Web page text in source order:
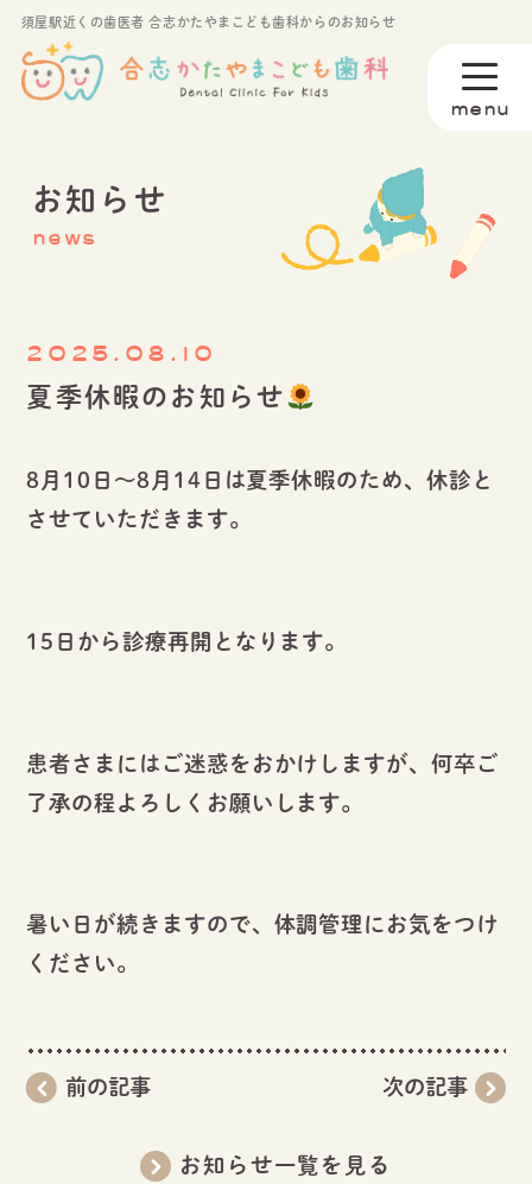
須屋駅近くの歯医者 合志かたやまこども歯科からのお知らせ
お知らせ
news
2025.08.10
夏季休暇のお知らせ
8月10日〜8月14日は夏季休暇のため、休診と
させていただきます。
15日から診療再開となります。
患者さまにはご迷惑をおかけしますが、何卒ご
了承の程よろしくお願いします。
暑い日が続きますので、体調管理にお気をつけ
ください。
前の記事 次の記事
お知らせ一覧を見る